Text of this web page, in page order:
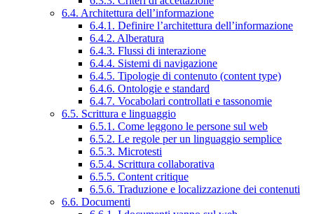
6.4. Architettura dell’informazione
6.4.1. Definire l’architettura dell’informazione
6.4.2. Alberatura
6.4.3. Flussi di interazione
6.4.4. Sistemi di navigazione
6.4.5. Tipologie di contenuto (content type)
6.4.6. Ontologie e standard
6.4.7. Vocabolari controllati e tassonomie
6.5. Scrittura e linguaggio
6.5.1. Come leggono le persone sul web
6.5.2. Le regole per un linguaggio semplice
6.5.3. Microtesti
6.5.4. Scrittura collaborativa
6.5.5. Content critique
6.5.6. Traduzione e localizzazione dei contenuti
6.6. Documenti